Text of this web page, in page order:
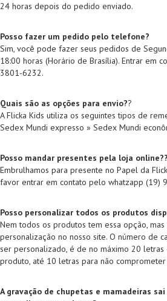
24 horas depois do pedido enviado.
Posso fazer um pedido pelo telefone?
Sim, você pode fazer seus pedidos de
18:00 horas (Horário de Brasília). Entrar em
3801-6232.
Quais são as opções para envio??
A Flicka Kids utiliza os seguintes tipos de
Sedex Mundi expresso » Sedex Mundi
Posso mandar presentes pela loja online??
Embrulhamos para presente no Papel da
favor entrar em contato pelo whatzapp (19)
Posso personalizar todos os produtos
Nem todos os produtos tem essa opção,
personalização no nosso site. O número de
ser personalizado, é de no máximo 20
produto, até 10 letras para não
A gravação de chupetas e mamadeiras sai